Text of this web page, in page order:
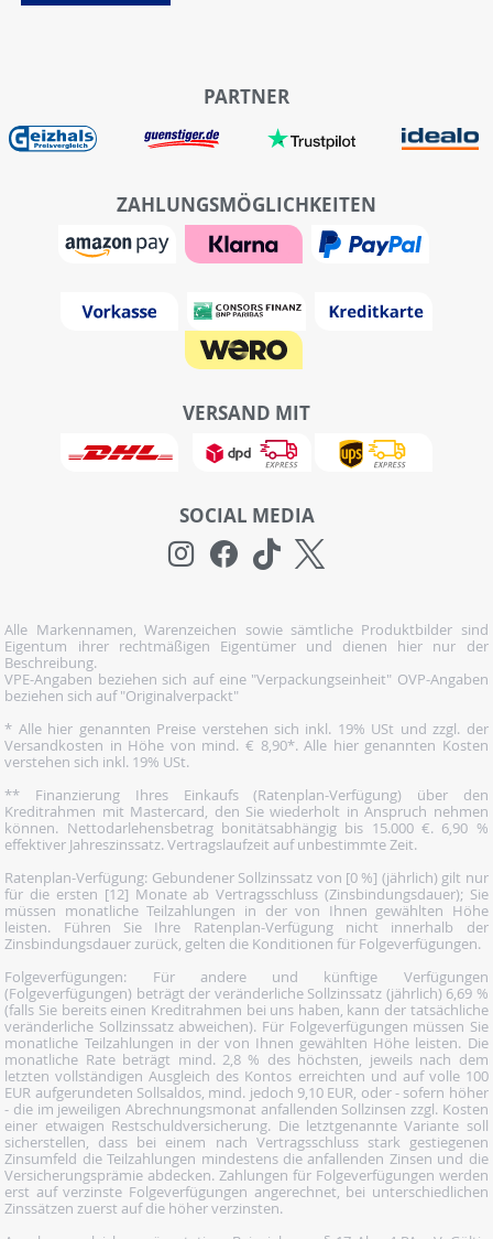
PARTNER
ZAHLUNGSMÖGLICHKEITEN
VERSAND MIT
SOCIAL MEDIA
Alle Markennamen, Warenzeichen sowie sämtliche Produktbilder sind
Eigentum ihrer rechtmäßigen Eigentümer und dienen hier nur der
Beschreibung.
VPE-Angaben beziehen sich auf eine "Verpackungseinheit" OVP-Angaben
beziehen sich auf "Originalverpackt"
* Alle hier genannten Preise verstehen sich inkl. 19% USt und zzgl. der
Versandkosten in Höhe von mind. € 8,90*. Alle hier genannten Kosten
verstehen sich inkl. 19% USt.
** Finanzierung Ihres Einkaufs (Ratenplan-Verfügung) über den
Kreditrahmen mit Mastercard, den Sie wiederholt in Anspruch nehmen
können. Nettodarlehensbetrag bonitätsabhängig bis 15.000 €. 6,90 %
effektiver Jahreszinssatz. Vertragslaufzeit auf unbestimmte Zeit.
Ratenplan-Verfügung: Gebundener Sollzinssatz von [0 %] (jährlich) gilt nur
für die ersten [12] Monate ab Vertragsschluss (Zinsbindungsdauer); Sie
müssen monatliche Teilzahlungen in der von Ihnen gewählten Höhe
leisten. Führen Sie Ihre Ratenplan-Verfügung nicht innerhalb der
Zinsbindungsdauer zurück, gelten die Konditionen für Folgeverfügungen.
Folgeverfügungen: Für andere und künftige Verfügungen
(Folgeverfügungen) beträgt der veränderliche Sollzinssatz (jährlich) 6,69 %
(falls Sie bereits einen Kreditrahmen bei uns haben, kann der tatsächliche
veränderliche Sollzinssatz abweichen). Für Folgeverfügungen müssen Sie
monatliche Teilzahlungen in der von Ihnen gewählten Höhe leisten. Die
monatliche Rate beträgt mind. 2,8 % des höchsten, jeweils nach dem
letzten vollständigen Ausgleich des Kontos erreichten und auf volle 100
EUR aufgerundeten Sollsaldos, mind. jedoch 9,10 EUR, oder - sofern höher
- die im jeweiligen Abrechnungsmonat anfallenden Sollzinsen zzgl. Kosten
einer etwaigen Restschuldversicherung. Die letztgenannte Variante soll
sicherstellen, dass bei einem nach Vertragsschluss stark gestiegenen
Zinsumfeld die Teilzahlungen mindestens die anfallenden Zinsen und die
Versicherungsprämie abdecken. Zahlungen für Folgeverfügungen werden
erst auf verzinste Folgeverfügungen angerechnet, bei unterschiedlichen
Zinssätzen zuerst auf die höher verzinsten.